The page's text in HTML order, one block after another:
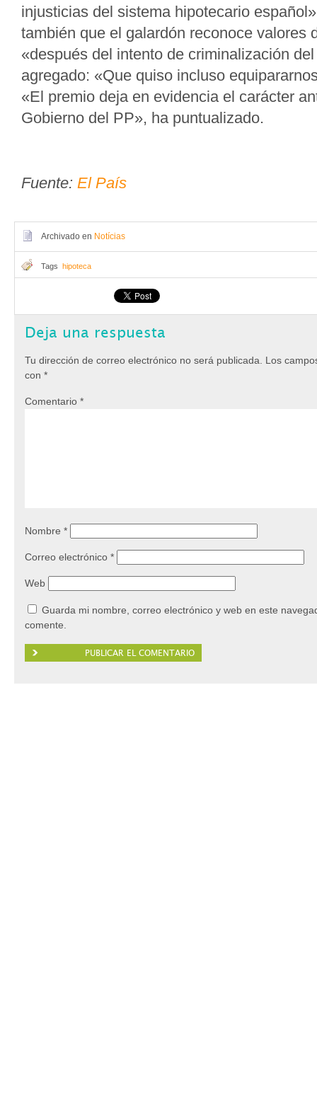
injusticias del sistema hipotecario
también que el galardón reconoce valores
«después del intento de criminalización
agregado: «Que quiso incluso
«El premio deja en evidencia el carácter
Gobierno del PP», ha puntualizado.
Fuente: El País
Archivado en Notícias
Tags hipoteca
Deja una respuesta
Tu dirección de correo electrónico no será publicada.
Los
con *
Comentario *
Nombre *
Correo electrónico *
Web
Guarda mi nombre, correo electrónico y web en este
comente.